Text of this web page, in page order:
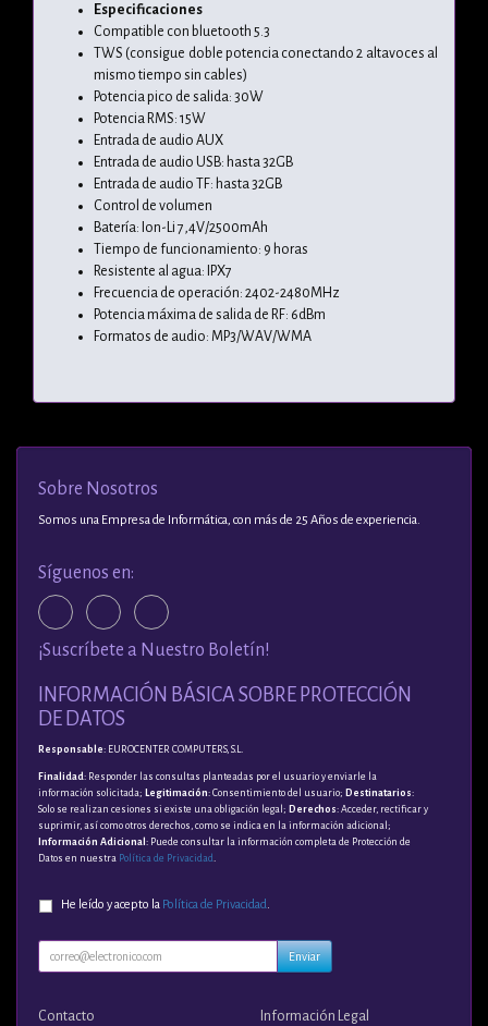
Especificaciones
Compatible con bluetooth 5.3
TWS (consigue doble potencia conectando 2 altavoces al
mismo tiempo sin cables)
Potencia pico de salida: 30W
Potencia RMS: 15W
Entrada de audio AUX
Entrada de audio USB: hasta 32GB
Entrada de audio TF: hasta 32GB
Control de volumen
Batería: Ion-Li 7,4V/2500mAh
Tiempo de funcionamiento: 9 horas
Resistente al agua: IPX7
Frecuencia de operación: 2402-2480MHz
Potencia máxima de salida de RF: 6dBm
Formatos de audio: MP3/WAV/WMA
Sobre Nosotros
Somos una Empresa de Informática, con más de 25 Años de experiencia.
Síguenos en:
¡Suscríbete a Nuestro Boletín!
INFORMACIÓN BÁSICA SOBRE PROTECCIÓN
DE DATOS
Responsable: EUROCENTER COMPUTERS, S.L.
Finalidad : Responder las consultas planteadas por el usuario y enviarle la
información solicitada; Legitimación: Consentimiento del usuario; Destinatarios:
Solo se realizan cesiones si existe una obligación legal; Derechos: Acceder, rectificar y
suprimir, así como otros derechos, como se indica en la información adicional;
Información Adicional : Puede consultar la información completa de Protección de
Datos en nuestra Política de Privacidad
He leído y acepto la Política de Privacidad.
Enviar
Contacto Información Legal